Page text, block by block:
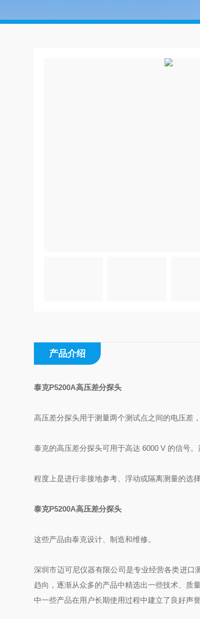
产品介绍
泰克P5200A高压差分探头
高压差分探头用于测量两个测试点之间的电压差
泰克的高压差分探头可用于高达 6000 V 的信号
程度上是进行非接地参考、浮动或隔离测量的选
泰克P5200A高压差分探头
这些产品由泰克设计、制造和维修。
深圳市迈可尼仪器有限公司是专业经营各类进口
趋向，逐渐从众多的产品中精选出一些技术、质
中一些产品在用户长期使用过程中建立了良好声